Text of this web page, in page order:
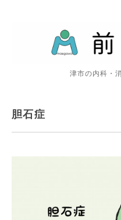
津市の内科・
胆石症